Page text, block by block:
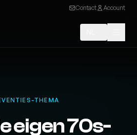
Contact Account
THEMA
eigen 70s-